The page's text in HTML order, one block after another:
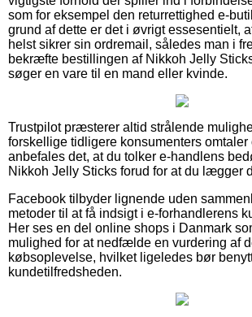
som for eksempel den returrettighed e-
grund af dette er det i øvrigt essesentielt,
helst sikrer sin ordremail, således man i
bekræfte bestillingen af Nikkoh Jelly
søger en vare til en mand eller kvinde.
Trustpilot præsterer altid strålende
forskellige tidligere konsumenters omtaler
anbefales det, at du tolker e-handlens
Nikkoh Jelly Sticks forud for at du lægger
Facebook tilbyder lignende uden
metoder til at få indsigt i e-forhandlerens
Her ses en del online shops i Danmark
mulighed for at nedfælde en vurdering af
købsoplevelse, hvilket ligeledes bør
kundetilfredsheden.